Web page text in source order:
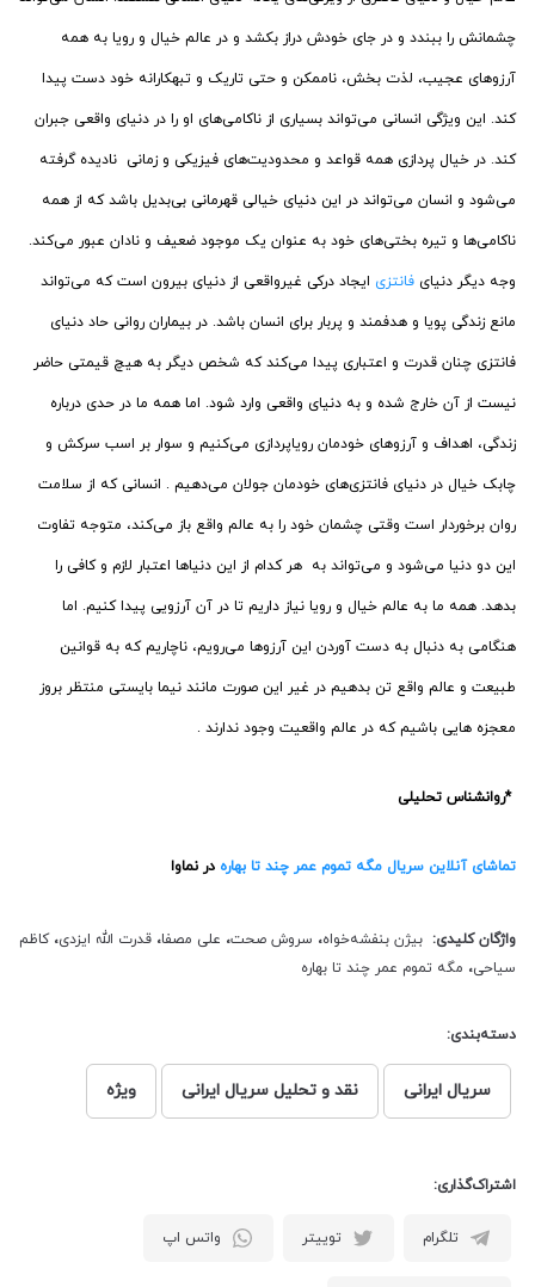
چشمانش را ببندد و در جای خودش دراز بکشد و در عالم خیال و رویا به همه
آرزوهای عجیب، لذت بخش، ناممکن و حتی تاریک و تبهکارانه خود دست پیدا
کند. این ویژگی انسانی می‌تواند بسیاری از ناکامی‌های او را در دنیای واقعی جبران
کند. در خیال پردازی همه قواعد و محدودیت‌های فیزیکی و زمانی نادیده گرفته
می‌شود و انسان می‌تواند در این دنیای خیالی قهرمانی بی‌بدیل باشد که از همه
ناکامی‌ها و تیره بختی‌های خود به عنوان یک موجود ضعیف و نادان عبور می‌کند.
وجه دیگر دنیای فانتزی ایجاد درکی غیرواقعی از دنیای بیرون است که می‌تواند
مانع زندگی پویا و هدفمند و پربار برای انسان باشد. در بیماران روانی حاد دنیای
فانتزی چنان قدرت و اعتباری پیدا می‌کند که شخص دیگر به هیچ قیمتی حاضر
نیست از آن خارج شده و به دنیای واقعی وارد شود. اما همه ما در حدی درباره
زندگی، اهداف و آرزوهای خودمان رویاپردازی می‌کنیم و سوار بر اسب سرکش و
چابک خیال در دنیای فانتزی‌های خودمان جولان می‌دهیم . انسانی که از سلامت
روان برخوردار است وقتی چشمان خود را به عالم واقع باز می‌کند، متوجه تفاوت
این دو دنیا می‌شود و می‌تواند به هر کدام از این دنیا‌ها اعتبار لازم و کافی را
بدهد. همه ما به عالم خیال و رویا نیاز داریم تا در آن آرزویی پیدا کنیم. اما
هنگامی به دنبال به دست آوردن این آرزوها می‌رویم، ناچاریم که به قوانین
طبیعت و عالم واقع تن بدهیم در غیر این صورت مانند نیما بایستی منتظر بروز
معجزه هایی باشیم که در عالم واقعیت وجود ندارند .
*روانشناس تحلیلی
تماشای آنلاین سریال مگه تموم عمر چند تا بهاره در نماوا
واژگان کلیدی: بیژن بنفشه‌خواه، سروش صحت، علی مصفا، قدرت الله ایزدی، کاظم
سیاحی، مگه تموم عمر چند تا بهاره
دسته‌بندی:
سریال ایرانی نقد و تحلیل سریال ایرانی ویژه
اشتراک‌گذاری:
تلگرام توییتر واتس اپ